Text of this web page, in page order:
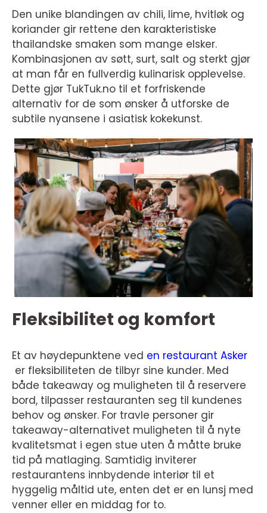
Den unike blandingen av chili, lime, hvitløk og
koriander gir rettene den karakteristiske
thailandske smaken som mange elsker.
Kombinasjonen av søtt, surt, salt og sterkt gjør
at man får en fullverdig kulinarisk opplevelse.
Dette gjør TukTuk.no til et forfriskende
alternativ for de som ønsker å utforske de
subtile nyansene i asiatisk kokekunst.
Fleksibilitet og komfort
Et av høydepunktene ved en restaurant Asker
er fleksibiliteten de tilbyr sine kunder. Med
både takeaway og muligheten til å reservere
bord, tilpasser restauranten seg til kundenes
behov og ønsker. For travle personer gir
takeaway-alternativet muligheten til å nyte
kvalitetsmat i egen stue uten å måtte bruke
tid på matlaging. Samtidig inviterer
restaurantens innbydende interiør til et
hyggelig måltid ute, enten det er en lunsj med
venner eller en middag for to.